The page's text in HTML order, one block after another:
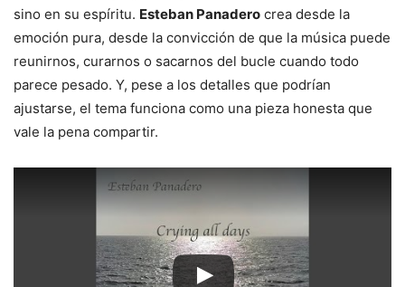
sino en su espíritu. Esteban Panadero crea desde la
emoción pura, desde la convicción de que la música puede
reunirnos, curarnos o sacarnos del bucle cuando todo
parece pesado. Y, pese a los detalles que podrían
ajustarse, el tema funciona como una pieza honesta que
vale la pena compartir.